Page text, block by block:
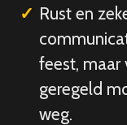
Rust en
feest, maar
geregeld
weg.